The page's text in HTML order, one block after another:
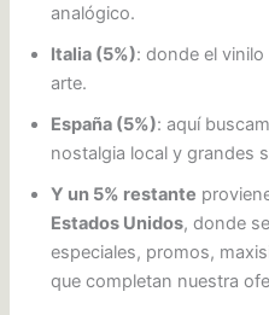
analógico.
Italia (5%): donde el
arte.
España (5%): aquí
nostalgia local y grandes
Y un 5% restante
Estados Unidos, donde
especiales, promos,
que completan nuestra